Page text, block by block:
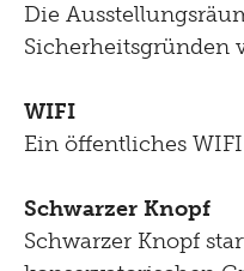
Die
Sicherheitsgründen
WIFI
Ein öffentliches
Schwarzer Knopf
Schwarzer Knopf